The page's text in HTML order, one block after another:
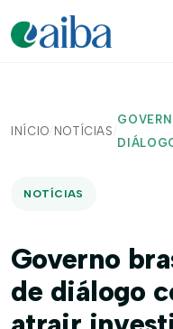
INÍCIO/ NOTÍCIAS /
NOTÍCIAS
Governo
de diálogo